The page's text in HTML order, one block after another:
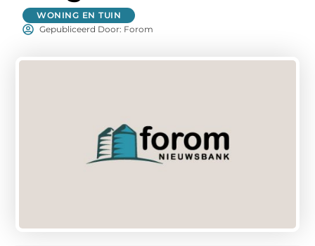
WONING EN TUIN
Gepubliceerd Door: Forom